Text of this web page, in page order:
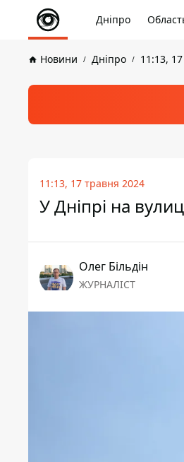
Дніпро
Новини Дніпро 11:13,
11:13, 17 травня 2024
У Дніпрі на
Олег Більдін
ЖУРНАЛІСТ